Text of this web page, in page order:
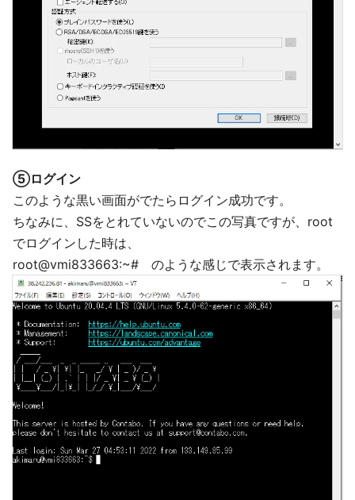
⑤ログイン
このような黒い画面がでたらログイン成功です。
ちなみに、SSをとれていないのでこの写真ですが、root
でログインした時は、
root@vmi833663:~# のような感じで表示されます。